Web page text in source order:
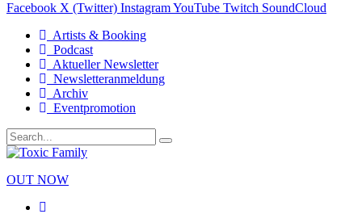
Facebook X (Twitter) InstagramYouTube Twitch SoundCloud
Artists & Booking
Podcast
Aktueller Newsletter
Newsletteranmeldung
Archiv
Eventpromotion
OUT NOW